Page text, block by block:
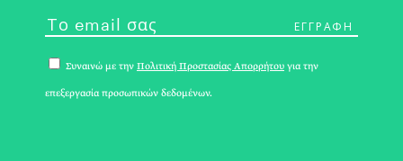
Συναινώ με την Πολιτική Προστασίας Απορρήτου για την
επεξεργασία προσωπικών δεδομένων.